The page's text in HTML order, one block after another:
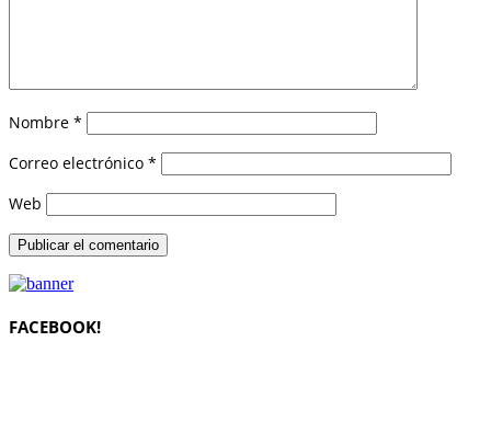
Nombre *
Correo electrónico *
Web
FACEBOOK!